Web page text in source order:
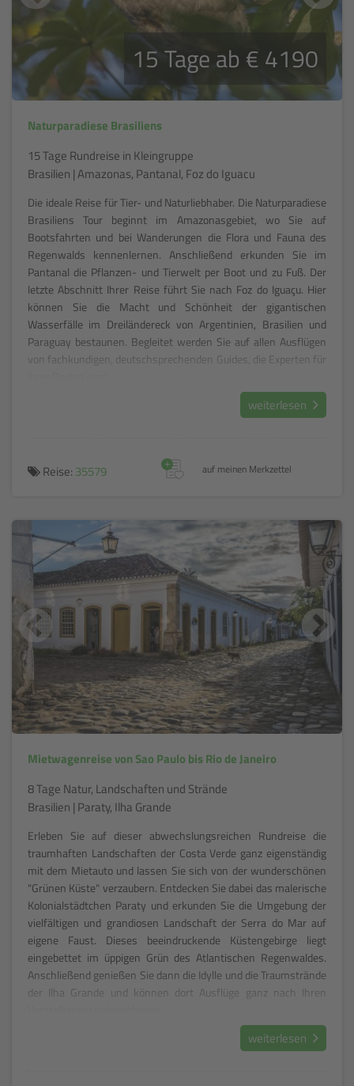
15 Tage ab € 4190
Naturparadiese Brasiliens
15 Tage Rundreise in Kleingruppe
Brasilien | Amazonas, Pantanal, Foz do Iguacu
Die ideale Reise für Tier- und Naturliebhaber. Die Naturparadiese
Brasiliens Tour beginnt im Amazonasgebiet, wo Sie auf
Bootsfahrten und bei Wanderungen die Flora und Fauna des
Regenwalds kennenlernen. Anschließend erkunden Sie im
Pantanal die Pflanzen- und Tierwelt per Boot und zu Fuß. Der
letzte Abschnitt Ihrer Reise führt Sie nach Foz do Iguaçu. Hier
können Sie die Macht und Schönheit der gigantischen
Wasserfälle im Dreiländereck von Argentinien, Brasilien und
Paraguay bestaunen. Begleitet werden Sie auf allen Ausflügen
von fachkundigen, deutschsprechenden Guides, die Experten für
weiterlesen
Reise: 35579 auf meinen Merkzettel
+
Mietwagenreise von Sao Paulo bis Rio de Janeiro
8 Tage Natur, Landschaften und Strände
Brasilien | Paraty, Ilha Grande
Erleben Sie auf dieser abwechslungsreichen Rundreise die
traumhaften Landschaften der Costa Verde ganz eigenständig
mit dem Mietauto und lassen Sie sich von der wunderschönen
"Grünen Küste" verzaubern. Entdecken Sie dabei das malerische
Kolonialstädtchen Paraty und erkunden Sie die Umgebung der
vielfältigen und grandiosen Landschaft der Serra do Mar auf
eigene Faust. Dieses beeindruckende Küstengebirge liegt
eingebettet im üppigen Grün des Atlantischen Regenwaldes.
Anschließend genießen Sie dann die Idylle und die Traumstrände
der Ilha Grande und können dort Ausflüge ganz nach Ihren
weiterlesen